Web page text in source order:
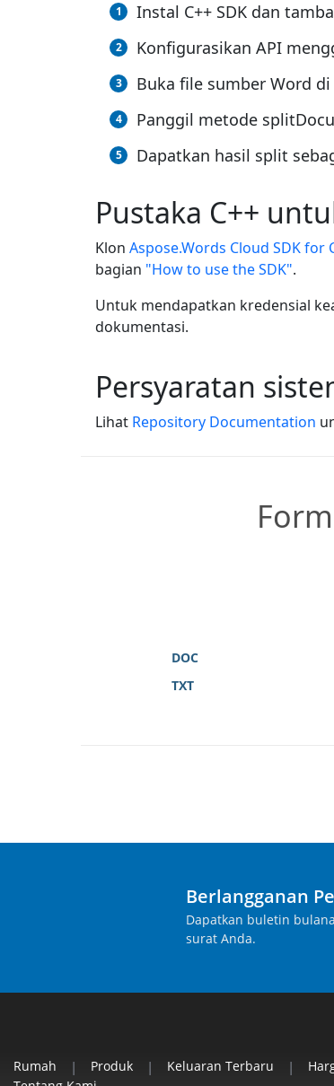
Instal C++ SDK dan
Konfigurasikan API
Buka file sumber Word di
Panggil metode
Dapatkan hasil split
Pustaka C++
Klon Aspose.Words Cloud SDK for
bagian "How to use the SDK".
Untuk mendapatkan kredensial
dokumentasi.
Persyaratan
Lihat Repository Documentation
DOC
TXT
Berlangganan
Dapatkan buletin
surat Anda.
Rumah | Produk | Keluaran Terbaru |